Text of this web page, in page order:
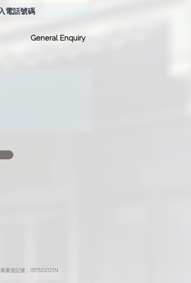
General Enquiry
商業登記號：197502121N